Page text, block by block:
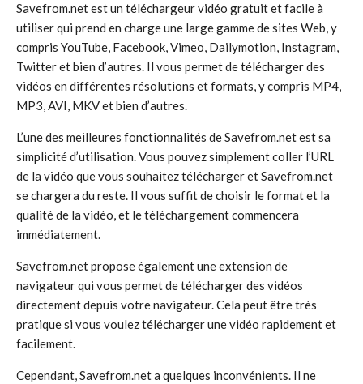
Savefrom.net est un téléchargeur vidéo gratuit et facile à
utiliser qui prend en charge une large gamme de sites Web, y
compris YouTube, Facebook, Vimeo, Dailymotion, Instagram,
Twitter et bien d’autres. Il vous permet de télécharger des
vidéos en différentes résolutions et formats, y compris MP4,
MP3, AVI, MKV et bien d’autres.
L’une des meilleures fonctionnalités de Savefrom.net est sa
simplicité d’utilisation. Vous pouvez simplement coller l’URL
de la vidéo que vous souhaitez télécharger et Savefrom.net
se chargera du reste. Il vous suffit de choisir le format et la
qualité de la vidéo, et le téléchargement commencera
immédiatement.
Savefrom.net propose également une extension de
navigateur qui vous permet de télécharger des vidéos
directement depuis votre navigateur. Cela peut être très
pratique si vous voulez télécharger une vidéo rapidement et
facilement.
Cependant, Savefrom.net a quelques inconvénients. Il ne